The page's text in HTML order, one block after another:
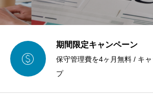

期間限定キャンペーン
保守管理費を4ヶ月無料 / キ
プ